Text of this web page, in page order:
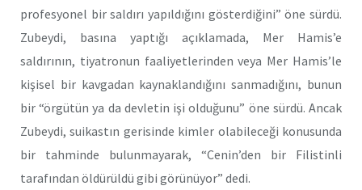
profesyonel bir saldırı yapıldığını gösterdiğini” öne sürdü.
Zubeydi, basına yaptığı açıklamada, Mer Hamis’e
saldırının, tiyatronun faaliyetlerinden veya Mer Hamis’le
kişisel bir kavgadan kaynaklandığını sanmadığını, bunun
bir “örgütün ya da devletin işi olduğunu” öne sürdü. Ancak
Zubeydi, suikastın gerisinde kimler olabileceği konusunda
bir tahminde bulunmayarak, “Cenin’den bir Filistinli
tarafından öldürüldü gibi görünüyor” dedi.